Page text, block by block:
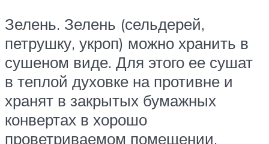
Зелень. Зелень (сельдерей,
петрушку, укроп) можно хранить в
сушеном виде. Для этого ее сушат
в теплой духовке на противне и
хранят в закрытых бумажных
конвертах в хорошо
проветриваемом помещении.